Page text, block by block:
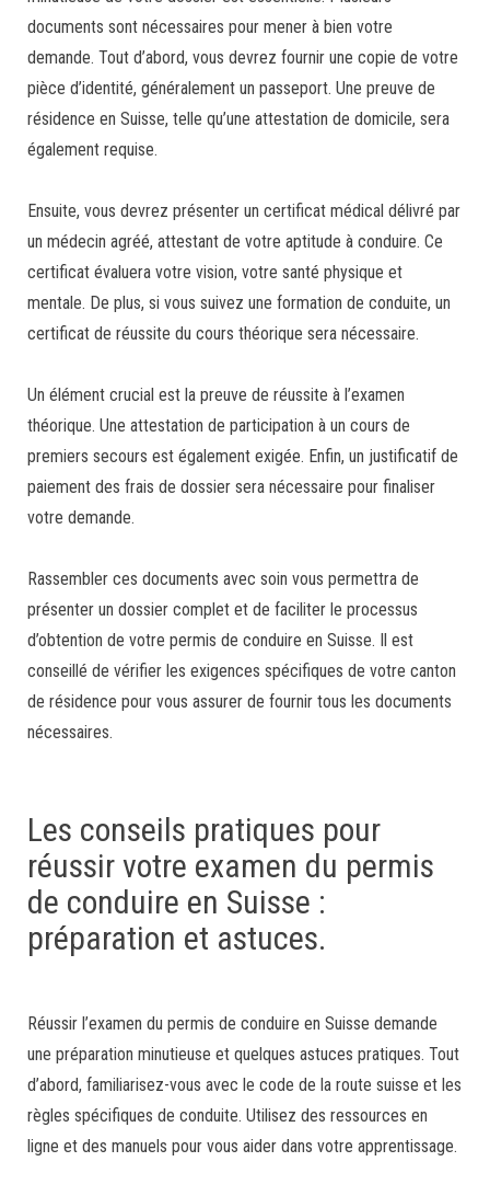
documents sont nécessaires pour mener à bien votre
demande. Tout d’abord, vous devrez fournir une copie de votre
pièce d’identité, généralement un passeport. Une preuve de
résidence en Suisse, telle qu’une attestation de domicile, sera
également requise.
Ensuite, vous devrez présenter un certificat médical délivré par
un médecin agréé, attestant de votre aptitude à conduire. Ce
certificat évaluera votre vision, votre santé physique et
mentale. De plus, si vous suivez une formation de conduite, un
certificat de réussite du cours théorique sera nécessaire.
Un élément crucial est la preuve de réussite à l’examen
théorique. Une attestation de participation à un cours de
premiers secours est également exigée. Enfin, un justificatif de
paiement des frais de dossier sera nécessaire pour finaliser
votre demande.
Rassembler ces documents avec soin vous permettra de
présenter un dossier complet et de faciliter le processus
d’obtention de votre permis de conduire en Suisse. Il est
conseillé de vérifier les exigences spécifiques de votre canton
de résidence pour vous assurer de fournir tous les documents
nécessaires.
Les conseils pratiques pour
réussir votre examen du permis
de conduire en Suisse :
préparation et astuces.
Réussir l’examen du permis de conduire en Suisse demande
une préparation minutieuse et quelques astuces pratiques. Tout
d’abord, familiarisez-vous avec le code de la route suisse et les
règles spécifiques de conduite. Utilisez des ressources en
ligne et des manuels pour vous aider dans votre apprentissage.